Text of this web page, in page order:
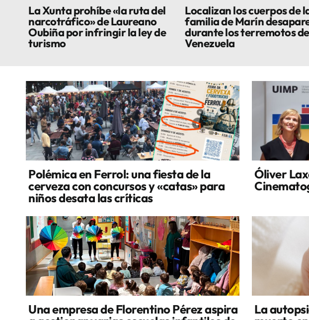
La Xunta prohíbe «la ruta del
narcotráfico» de Laureano
Oubiña por infringir la ley de
turismo
Localizan los cuerpos de
familia de Marín
durante los terremotos de
Venezuela
Polémica en Ferrol: una fiesta de la
cerveza con concursos y «catas» para
niños desata las críticas
Óliver
Una empresa de Florentino Pérez aspira
La